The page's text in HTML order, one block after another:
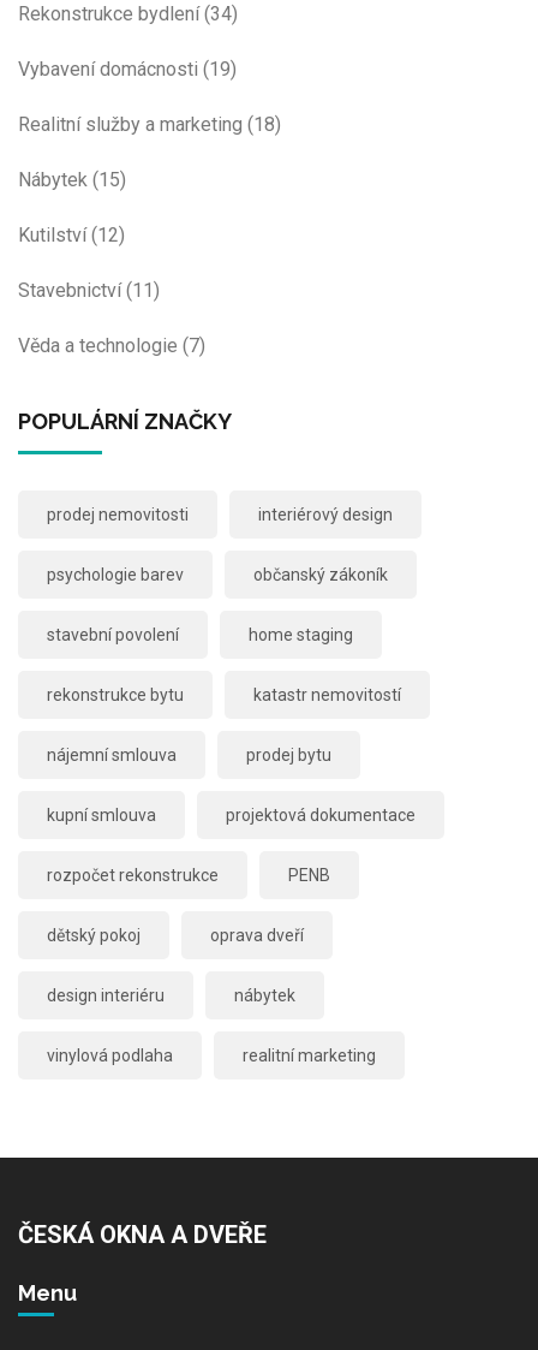
Rekonstrukce bydlení(34)
Vybavení domácnosti (19)
Realitní služby a marketing (18)
Nábytek (15)
Kutilství(12)
Stavebnictví(11)
Věda a technologie (7)
POPULÁRNÍ ZNAČKY
prodej nemovitosti interiérový design
psychologie barev občanský zákoník
stavební povolení home staging
rekonstrukce bytu katastr nemovitostí
nájemní smlouva prodej bytu
kupní smlouva projektová dokumentace
rozpočet rekonstrukce PENB
dětský pokoj oprava dveří
design interiéru nábytek
vinylová podlaha realitní marketing
ČESKÁ OKNA A DVEŘE
Menu